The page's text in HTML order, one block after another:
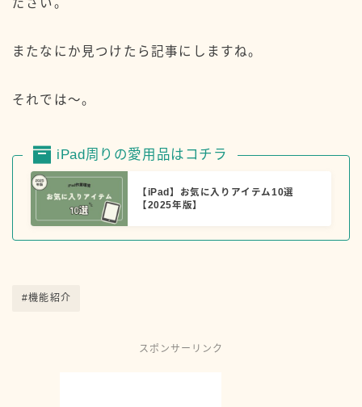
ださい。
またなにか見つけたら記事にしますね。
それでは〜。
iPad周りの愛用品はコチラ
【iPad】お気に入りアイテム10選
【2025年版】
#機能紹介
スポンサーリンク